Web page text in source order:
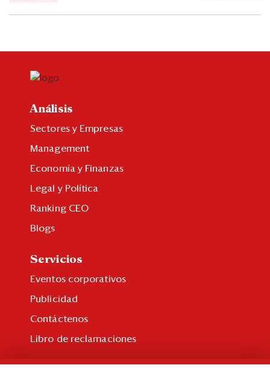
Análisis
Sectores y Empresas
Management
Economía y Finanzas
Legal y Política
Ranking CEO
Blogs
Servicios
Eventos corporativos
Publicidad
Contáctenos
Libro de reclamaciones